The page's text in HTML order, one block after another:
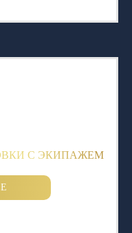
С ЭКИПАЖЕМ